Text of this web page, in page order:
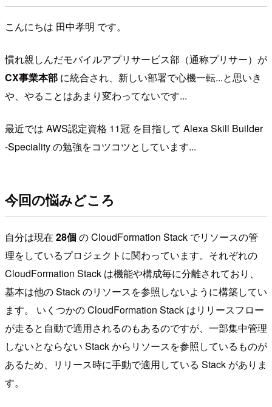
こんにちは 田中孝明 です。
慣れ親しんだモバイルアプリサービス部（通称プリサー）が
CX事業本部 に統合され、新しい部署で心機一転...と思いき
や、やることはあまり変わってないです...
最近では AWS認定資格 11冠 を目指して Alexa Skill Builder
-Speciality の勉強をコツコツとしています...
今回の悩みどころ
自分は現在 28個の CloudFormation Stack でリソースの管
理をしているプロジェクトに関わっています。それぞれの
CloudFormation Stack は機能や構成毎に分離されており、
基本は他の Stack のリソースを参照しないように構築してい
ます。 いくつかの CloudFormation Stack はリリースフロー
が走ると自動で適用されるのもあるのですが、一部集中管理
しないとならない Stack からリソースを参照しているものが
あるため、リリース時に手動で適用している Stack がありま
す。